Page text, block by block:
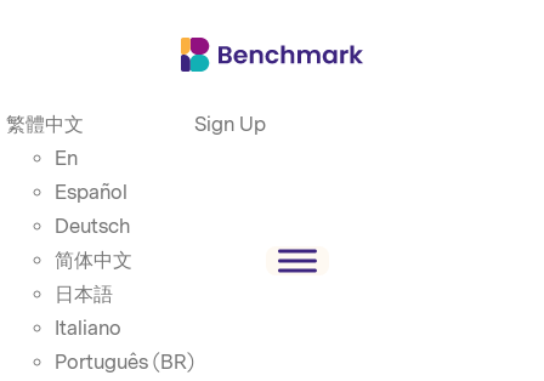
繁體中文
En
Español
Deutsch
简体中文
日本語
Italiano
Português (BR)
Sign Up